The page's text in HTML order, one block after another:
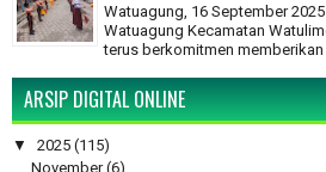
Watuagung, 16 September
Watuagung Kecamatan
terus berkomitmen memberikan
ARSIP DIGITAL ONLINE
▼ 2025 (115)
November (6)